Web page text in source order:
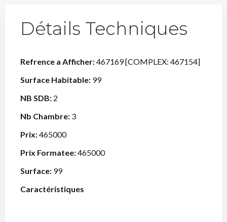
Détails Techniques
Refrence a Afficher:467169 [COMPLEX: 467154]
Surface Habitable: 99
NB SDB: 2
Nb Chambre: 3
Prix:465000
Prix Formatee:465000
Surface: 99
Caractéristiques